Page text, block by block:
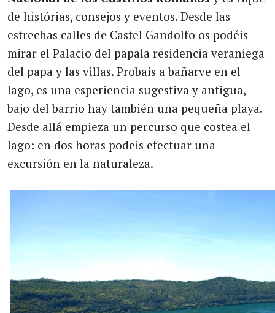
de histórias, consejos y eventos. Desde las
estrechas calles de Castel Gandolfo os podéis
mirar el Palacio del papala residencia veraniega
del papa y las villas. Probais a bañarve en el
lago, es una esperiencia sugestiva y antigua,
bajo del barrio hay también una pequeña playa.
Desde allá empieza un percurso que costea el
lago: en dos horas podeis efectuar una
excursión en la naturaleza.